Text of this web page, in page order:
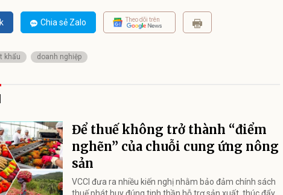
Chia sẻ Zalo Theo dõi trên
khẩu doanh nghiệp
Để thuế không trở thành “điểm
nghẽn” của chuỗi cung ứng nông
sản
VCCI đưa ra nhiều kiến nghị nhằm bảo đảm chính sách